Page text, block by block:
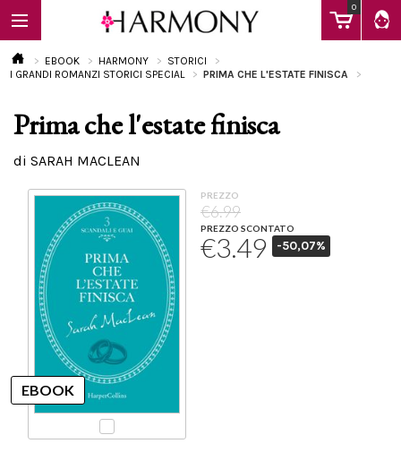
0
EBOOK
Calendario
EBOOK HARMONY
STORICI
I GRANDI ROMANZI STORICI SPECIAL
PRIMA CHE L'ESTATE FINISCA
Prima che l'estate finisca
di SARAH MACLEAN
PREZZO
€6.99
PREZZO SCONTATO
€3.49 -50,07%